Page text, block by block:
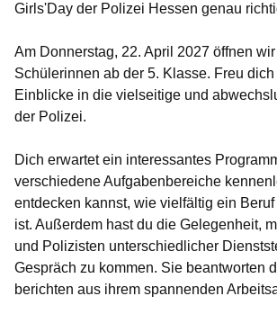
Girls'Day der Polizei Hessen genau
Am Donnerstag, 22. April 2027 öffnen
Schülerinnen ab der 5. Klasse. Freu
Einblicke in die vielseitige und
der Polizei.
Dich erwartet ein interessantes
verschiedene Aufgabenbereiche
entdecken kannst, wie vielfältig ein
ist. Außerdem hast du die Gelegenheit,
und Polizisten unterschiedlicher
Gespräch zu kommen. Sie beantworten
berichten aus ihrem spannenden